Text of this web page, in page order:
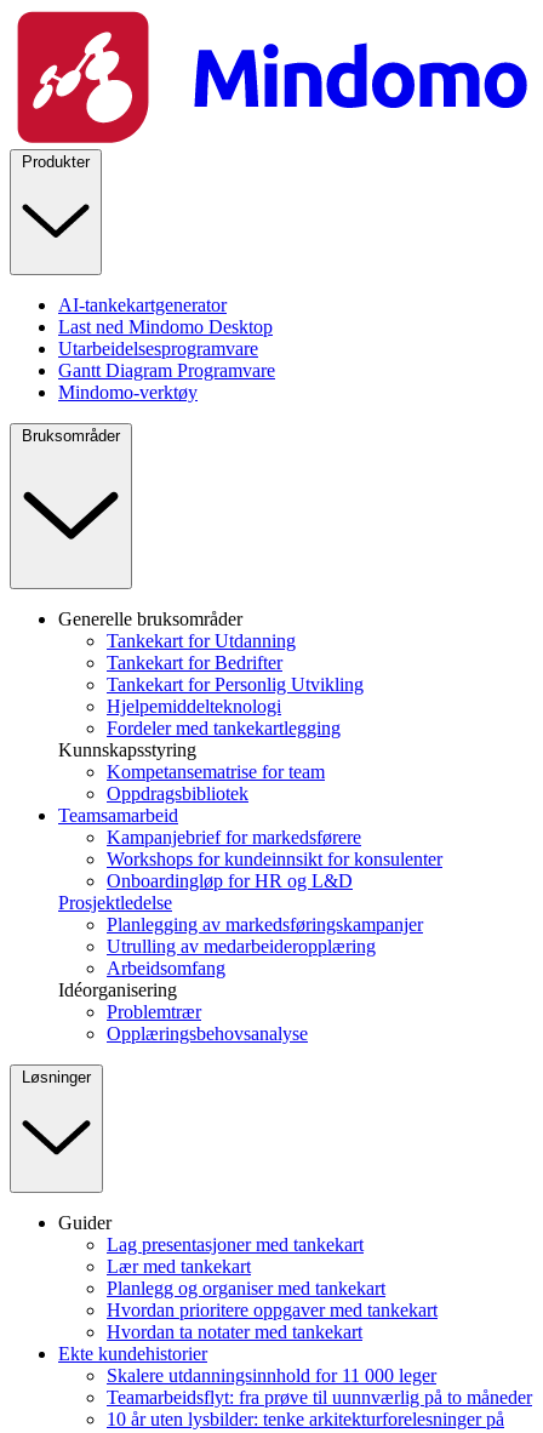
Produkter
AI-tankekartgenerator
Last ned Mindomo Desktop
Utarbeidelsesprogramvare
Gantt Diagram Programvare
Mindomo-verktøy
Bruksområder
Generelle bruksområder
Tankekart for Utdanning
Tankekart for Bedrifter
Tankekart for Personlig Utvikling
Hjelpemiddelteknologi
Fordeler med tankekartlegging
Kunnskapsstyring
Kompetansematrise for team
Oppdragsbibliotek
Teamsamarbeid
Kampanjebrief for markedsførere
Workshops for kundeinnsikt for konsulenter
Onboardingløp for HR og L&D
Prosjektledelse
Planlegging av markedsføringskampanjer
Utrulling av medarbeideropplæring
Arbeidsomfang
Idéorganisering
Problemtrær
Opplæringsbehovsanalyse
Løsninger
Guider
Lag presentasjoner med tankekart
Lær med tankekart
Planlegg og organiser med tankekart
Hvordan prioritere oppgaver med tankekart
Hvordan ta notater med tankekart
Ekte kundehistorier
Skalere utdanningsinnhold for 11 000 leger
Teamarbeidsflyt: fra prøve til uunnværlig på to måneder
10 år uten lysbilder: tenke arkitekturforelesninger på